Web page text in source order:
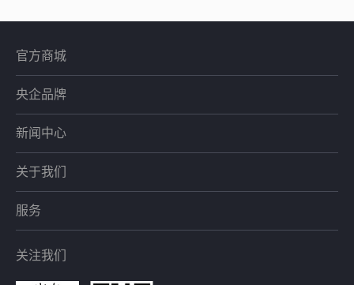
官方商城
央企品牌
新闻中心
关于我们
服务
关注我们